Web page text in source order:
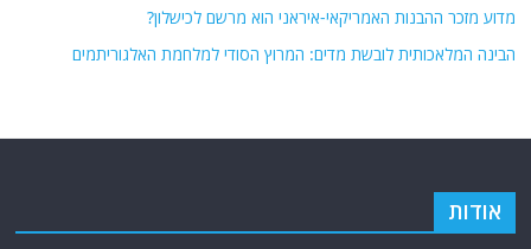
מדוע מזכר ההבנות האמריקאי-איראני הוא מרשם לכישלון?
הבינה המלאכותית לובשת מדים: המרוץ הסודי למלחמת האלגוריתמים
אודות